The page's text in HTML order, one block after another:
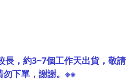
長，約3~7個工作天出貨，敬請
勿下單，謝謝。※※